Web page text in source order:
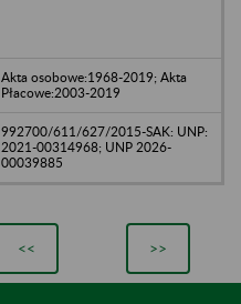
Akta osobowe:1968-2019; Akta
Płacowe:2003-2019
992700/611/627/2015-SAK: UNP:
2021-00314968; UNP 2026-
00039885
<< >>